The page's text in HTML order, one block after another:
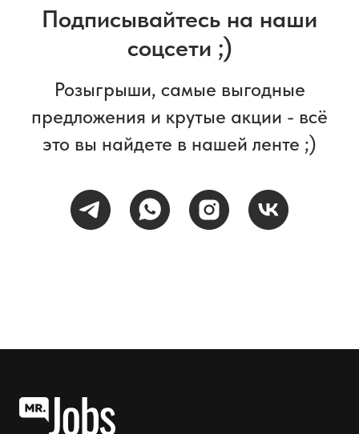
Подписывайтесь на наши
соцсети ;)
Розыгрыши, самые выгодные
предложения и крутые акции - всё
это вы найдете в нашей ленте ;)